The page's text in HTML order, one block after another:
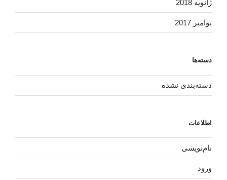
ژانویه 2018
نوامبر 2017
دسته‌ها
دسته‌بندی نشده
اطلاعات
نام‌نویسی
ورود